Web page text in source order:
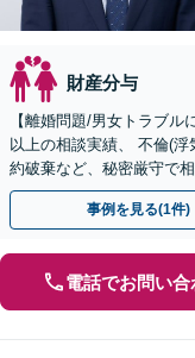
財産分与
【離婚問題/男女トラブ
以上の相談実績、 不倫(浮気)・貞操権侵害の慰謝料・離婚・親権・婚
約破棄など、秘密厳守で
【電話相談でご契約まで
事例を見る(1件)
電話でお問い合